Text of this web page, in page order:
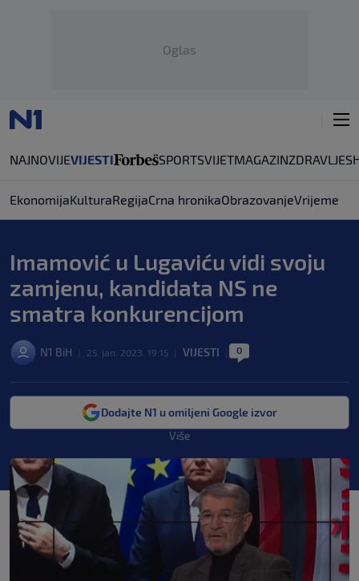
Oglas
NAJNOVIJEVIJESTI SPORTSVIJETMAGAZINZDRAVLJE
EkonomijaKulturaRegijaCrna hronikaObrazovanjeVrijeme
Imamović u Lugaviću vidi svoju
zamjenu, kandidata NS ne
smatra konkurencijom
N1 BiH 25. jan. 2023. 19:15 VIJESTI 0
Dodajte N1 u omiljeni Google izvor
Više